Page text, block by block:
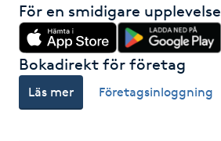
Föning
Gel naglar
Gelenaglar
För en smidigare upplevelse
Bokadirekt för företag
Läs mer Företagsinloggning